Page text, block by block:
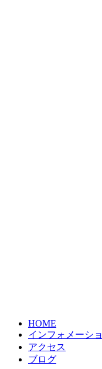
HOME
インフォメーシ
アクセス
ブログ